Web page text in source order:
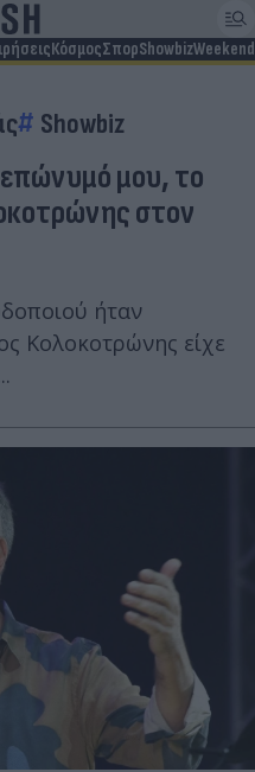
ΚόσμοςΣπορShowbizWeekend
Showbiz
μου, το
στον
ήταν
Κολοκοτρώνης είχε